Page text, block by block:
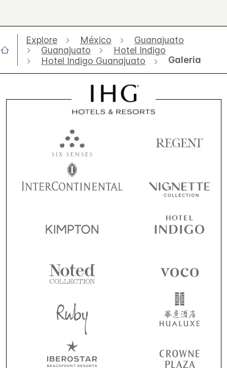
Explore México
Guanajuato
Guanajuato
Hotel Indigo
Hotel Indigo Guanajuato
Galeria